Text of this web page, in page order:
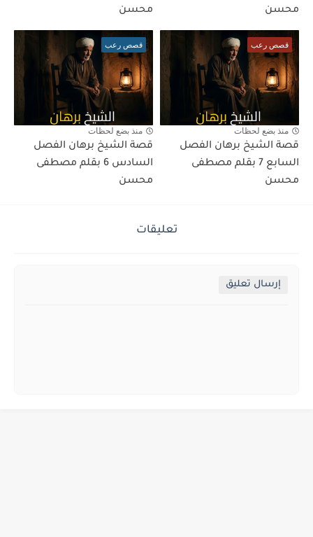
محسن
محسن
قصص رعب
منذ بضع لحظات
قصة الشيخ برهان الفصل
السابع 7 بقلم مصطفى
محسن
قصص رعب
منذ بضع لحظات
قصة الشيخ برهان الفصل
السادس 6 بقلم مصطفى
محسن
تعليقات
إرسال تعليق